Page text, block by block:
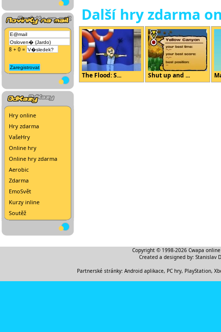
8 + 0 =
Hry online
Hry zdarma
VašeHry
Online hry
Online hry zdarma
Aerobic
Zdarma
EmoSvět
Kurzy inline
Soutěž
Další hry zdarma
The Flood: S... Shut up and ...
Copyright © 1998-2026 Cwapa
Created a designed by: Stanislav
Partnerské stránky: Android aplikace, PC hry, PlayStation,